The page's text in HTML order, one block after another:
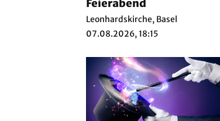
Feierabend
Leonhardskirche, Basel
07.08.2026, 18:15